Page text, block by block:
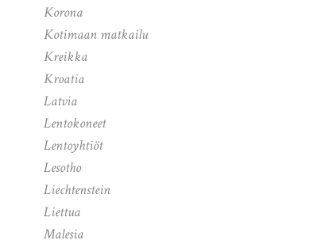
Korona
Kotimaan matkailu
Kreikka
Kroatia
Latvia
Lentokoneet
Lentoyhtiöt
Lesotho
Liechtenstein
Liettua
Malesia